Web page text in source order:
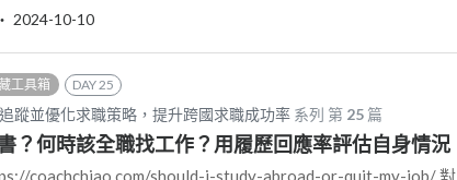
‧ 2024-10-10
工具箱 DAY 25
蹤並優化求職策略，提升跨國求職成功率 系列 第 25 篇
？何時該全職找工作？用履歷回應率評估自身情況
coachchiao.com/should-i-study-abroad-or-quit-my-job/ 對